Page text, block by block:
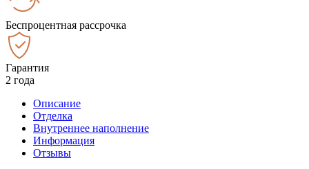
Беспроцентная рассрочка
Гарантия
2 года
Описание
Отделка
Внутреннее наполнение
Информация
Отзывы